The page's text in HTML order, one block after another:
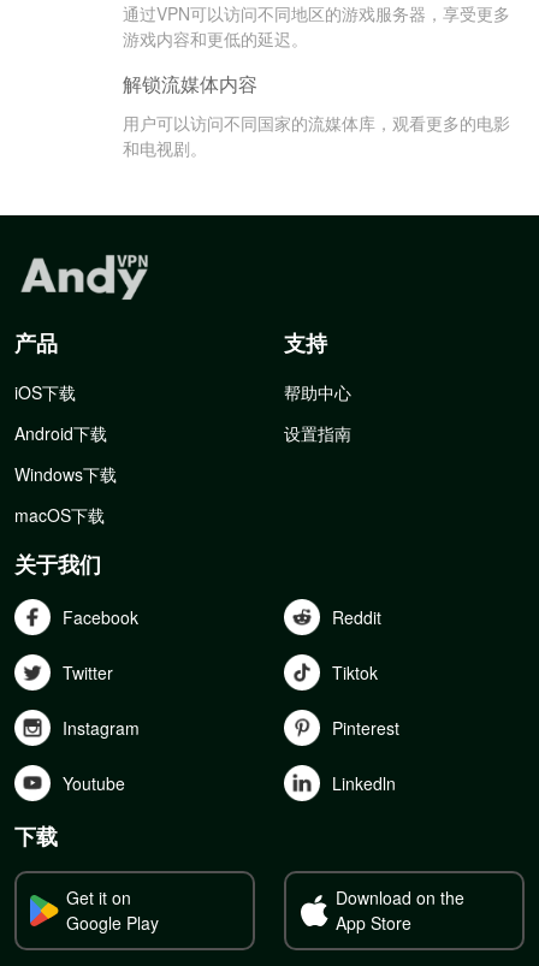
通过VPN可以访问不同地区的游戏服务器，享受更多
游戏内容和更低的延迟。
解锁流媒体内容
用户可以访问不同国家的流媒体库，观看更多的电影
和电视剧。
产品
iOS下载
Android下载
Windows下载
macOS下载
支持
帮助中心
设置指南
关于我们
Facebook Reddit
Twitter Tiktok
Instagram Pinterest
Youtube Linkedln
下载
Get it on
Google Play
Download on the
App Store